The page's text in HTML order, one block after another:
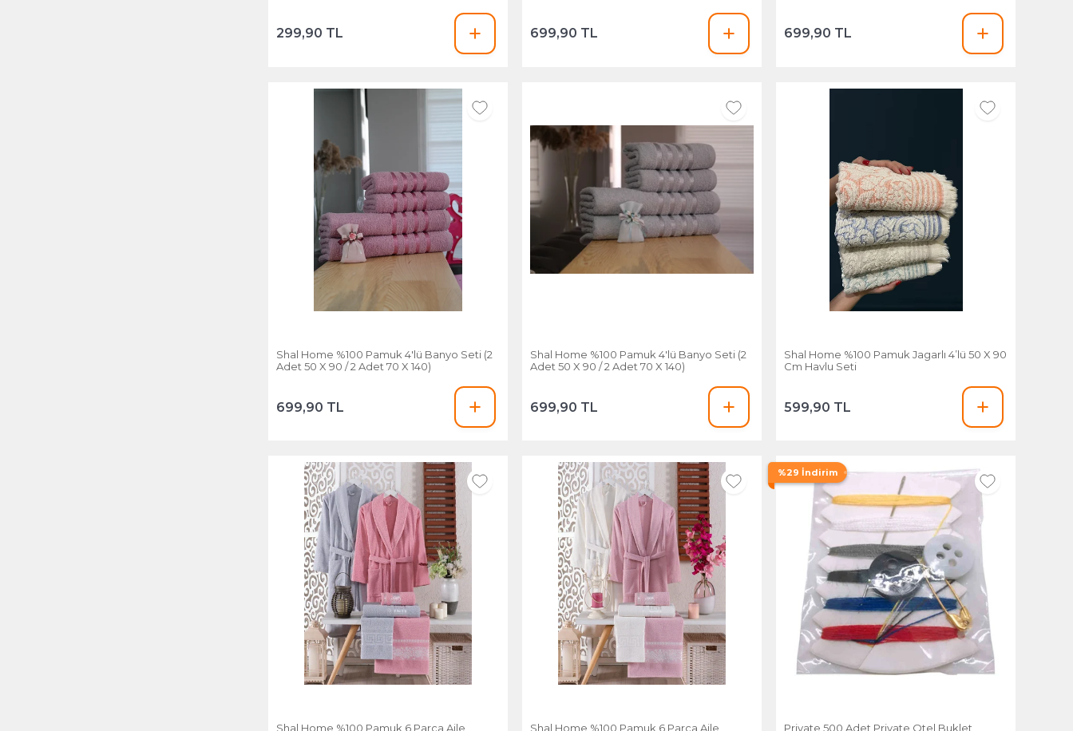
299,90 TL 699,90 TL 699,90 TL
Shal Home %100 Pamuk 4'lü Banyo Seti (2
Adet 50 X 90 / 2 Adet 70 X 140)
699,90 TL
Shal Home %100 Pamuk 4'lü Banyo Seti (2
Adet 50 X 90 / 2 Adet 70 X 140)
699,90 TL
Shal Home %100 Pamuk Jagarlı 4’lü 50 X 90
Cm Havlu Seti
599,90 TL
Shal Home %100 Pamuk 6 Parça Aile Shal Home %100 Pamuk 6 Parça Aile
%29 İndirim
Private 500 Adet Private Otel Buklet